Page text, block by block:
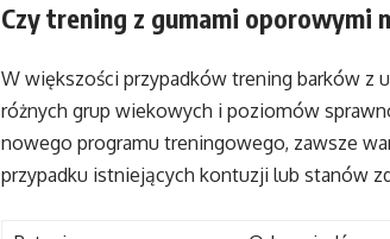
Czy trening z gumami oporowymi
W większości przypadków trening barków z
różnych grup wiekowych i poziomów
nowego programu treningowego, zawsze
przypadku istniejących kontuzji lub stanów